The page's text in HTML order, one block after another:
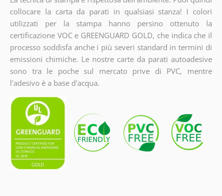
collocare la carta da parati in qualsiasi stanza! I colori
utilizzati per la stampa hanno persino ottenuto la
certificazione VOC e GREENGUARD GOLD, che indica che il
processo soddisfa anche i più severi standard in termini di
emissioni chimiche. Le nostre carte da parati autoadesive
sono tra le poche sul mercato prive di PVC, mentre
l'adesivo è a base d'acqua.